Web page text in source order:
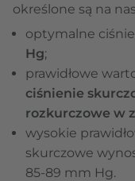
określone są na
optymalne
Hg;
prawidłowe
ciśnienie
rozkurczowe w
wysokie
skurczowe
85-89 mm Hg.